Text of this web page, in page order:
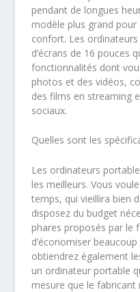
pendant de longues
modèle plus grand
confort. Les
d’écrans de 16 pouces
fonctionnalités dont
photos et des vidéos,
des films en streaming
sociaux.
Quelles sont les
Les ordinateurs
les meilleurs. Vous
temps, qui vieillira bien
disposez du budget
phares proposés par le
d’économiser
obtiendrez également
un ordinateur portable
mesure que le